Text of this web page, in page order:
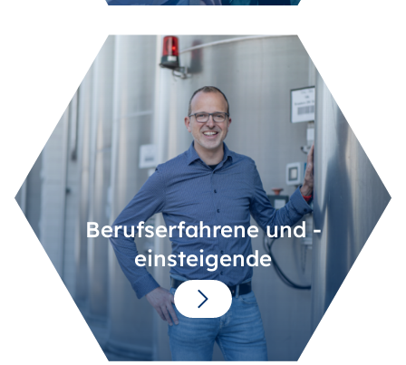
Berufserfahrene und -
einsteigende